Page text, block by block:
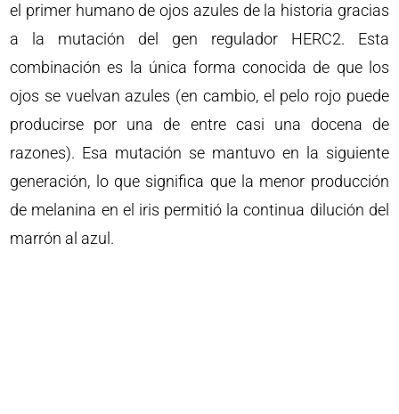
el primer humano de ojos azules de la historia gracias
a la mutación del gen regulador HERC2. Esta
combinación es la única forma conocida de que los
ojos se vuelvan azules (en cambio, el pelo rojo puede
producirse por una de entre casi una docena de
razones). Esa mutación se mantuvo en la siguiente
generación, lo que significa que la menor producción
de melanina en el iris permitió la continua dilución del
marrón al azul.